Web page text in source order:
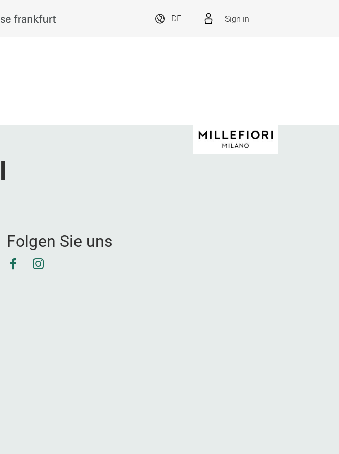
DE Sign in
Folgen Sie uns
FacebookInstagram